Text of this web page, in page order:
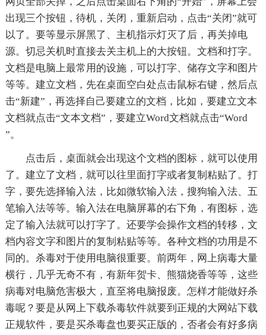
出现三个按钮，待机，关闭，重新启动，点击“关闭”就可
以了。要等显示屏黑了、主机指示灯灭了后，再关掉电
源。切忌关机时直接去关主机上的大按钮。文档和打字。
文档是电脑上最常用的设施，可以打字、储存文字和图片
等等。建立文档，先在桌面空白处点击鼠标右键，然后点
击“新建”，再选择自己要建立的文档，比如，要建立文本
文档就点击“文本文档”，要建立Word文档就点击“Word
”。
点击后，桌面就会出现这个文档的图标，就可以使用
了。建立了文档，就可以往里面打字或者复制粘贴了。打
字，要先选择输入法，比如微软输入法，搜狗输入法、五
笔输入法等等。输入法在电脑屏幕的右下角，有图标，选
定了输入法就可以打字了。还要学会操作文档的转移，文
档内容文字和图片的复制粘贴等等。各种文档的功用是不
同的。杀毒对于使用电脑很重要。前两年，网上病毒大量
横行，几乎无奇不有，有新年贺卡、熊猫烧香等等，这些
病毒对电脑危害极大，直至将电脑报废。怎样才能做好杀
毒呢？要是从网上下载杀毒软件就要到正规的大网站下载
正规软件，要是买杀毒盘也要买正版的，否者会有好多病